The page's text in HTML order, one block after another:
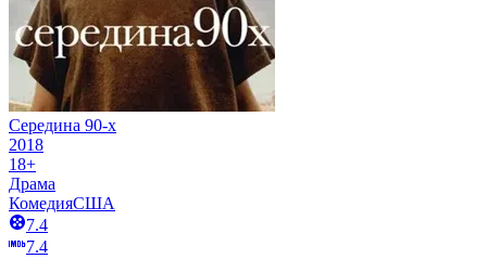
Середина 90-х
2018
18+
Драма
КомедияСША
7.4
7.4